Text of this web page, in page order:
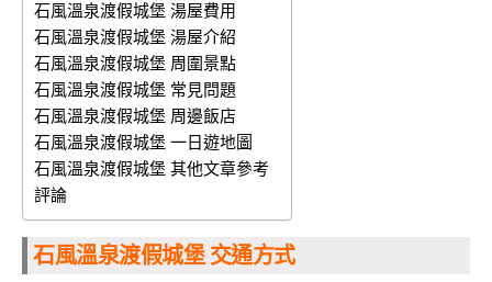
石風溫泉渡假城堡 湯屋費用
石風溫泉渡假城堡 湯屋介紹
石風溫泉渡假城堡 周圍景點
石風溫泉渡假城堡 常見問題
石風溫泉渡假城堡 周邊飯店
石風溫泉渡假城堡 一日遊地圖
石風溫泉渡假城堡 其他文章參考
評論
石風溫泉渡假城堡 交通方式